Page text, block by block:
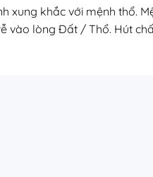
xung khắc với mệnh thổ.
vào lòng Đất / Thổ. Hút